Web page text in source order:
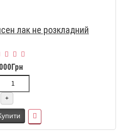
лак не розкладний
+